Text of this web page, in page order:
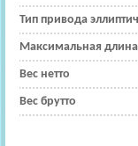
Тип привода
Максимальная
Вес нетто
Вес брутто